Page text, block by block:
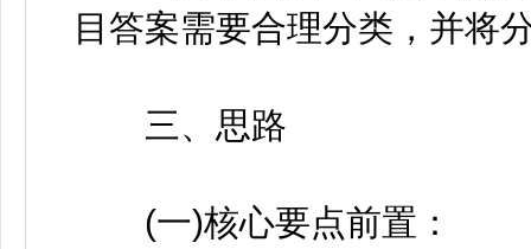
目答案需要合理分类，并将
三、思路
(一)核心要点前置：